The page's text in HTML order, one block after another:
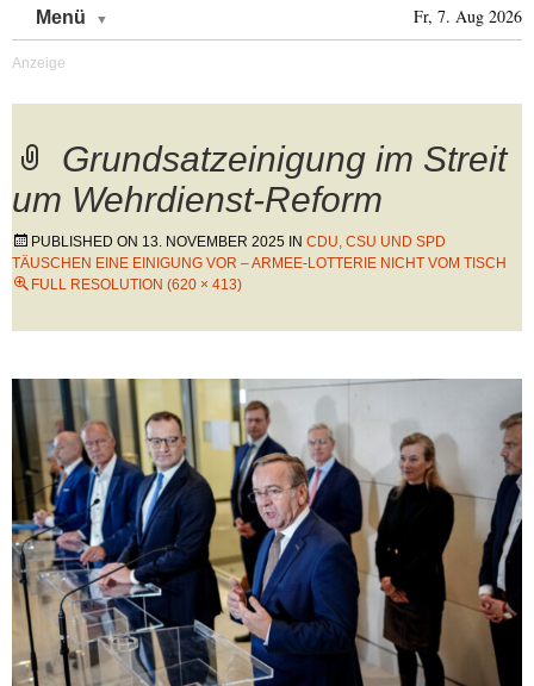
Menü Fr, 7. Aug 2026
Grundsatzeinigung im Streit
um Wehrdienst-Reform
PUBLISHED ON 13. NOVEMBER 2025 IN CDU, CSU UND SPD
TÄUSCHEN EINE EINIGUNG VOR – ARMEE-LOTTERIE NICHT VOM TISCH
FULL RESOLUTION (620 × 413)